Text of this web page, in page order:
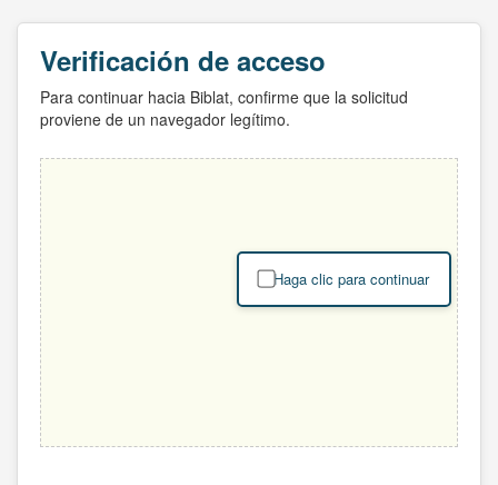
Verificación de acceso
Para continuar hacia Biblat, confirme que la solicitud
proviene de un navegador legítimo.
Haga clic para continuar